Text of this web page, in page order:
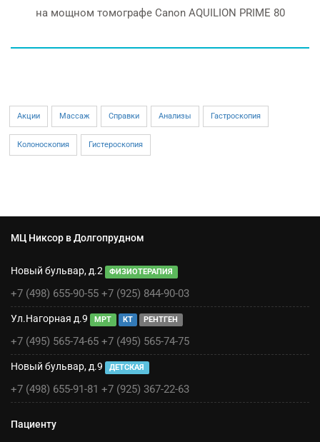
на мощном томографе Canon AQUILION PRIME 80
Акции Массаж Справки Анализы Гастроскопия
Колоноскопия Гистероскопия
МЦ Никсор в Долгопрудном
Новый бульвар, д.2 ФИЗИОТЕРАПИЯ
+7 (498) 655-90-55 +7 (925) 844-90-03
Ул.Нагорная д.9 МРТ КТ РЕНТГЕН
+7 (495) 565-74-65 +7 (495) 565-74-75
Новый бульвар, д.9 ДЕТСКАЯ
+7 (498) 655-91-81 +7 (925) 367-22-63
Пациенту